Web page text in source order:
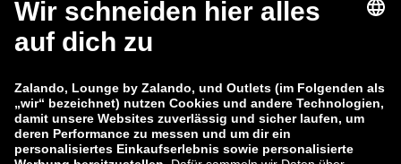
Sicherheitslücke melden
Zalando-Gruppe
Zalando
Zahlungsmethoden